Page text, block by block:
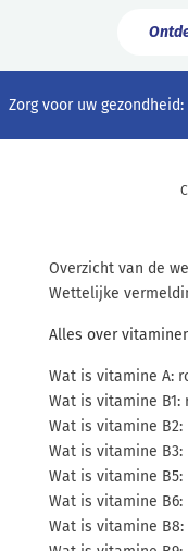
Zorg voor uw
Overzicht van de
Wettelijke
Alles over
Wat is vitamine A:
Wat is vitamine
Wat is vitamine
Wat is vitamine
Wat is vitamine
Wat is vitamine
Wat is vitamine